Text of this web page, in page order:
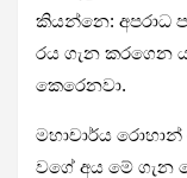
කියන්නෙ: අප­රාධ
රය ගැන කර­ගෙන
කෙරෙ­නවා.
මහා­චාර්ය
වගේ අය මේ ගැන